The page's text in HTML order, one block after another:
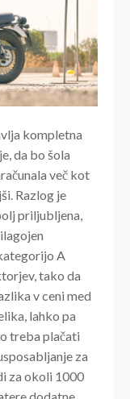
kompletna
da bo šola
več kot
Razlog je
priljubljena,
A
tako da
v ceni med
lahko pa
treba plačati
za
za okoli 1000